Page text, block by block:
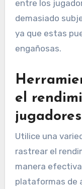
entre los
demasiado
ya que estas
engañosas.
el
jugadores
Utilice una
rastrear el
manera
plataformas de